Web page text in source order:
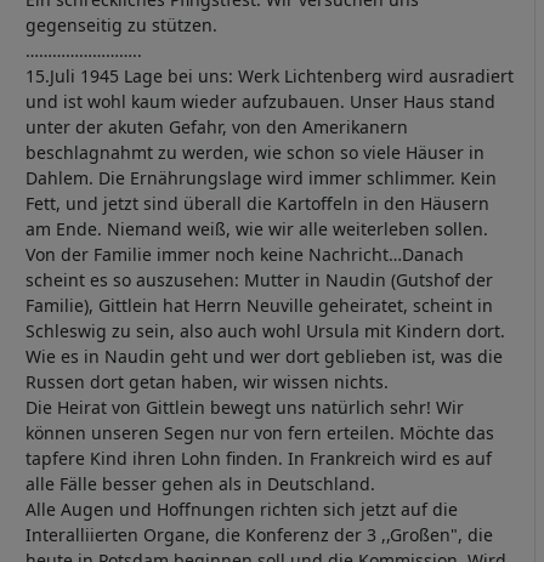
gegenseitig zu stützen.
……………………..
15.Juli 1945 Lage bei uns: Werk Lichtenberg wird ausradiert
und ist wohl kaum wieder aufzubauen. Unser Haus stand
unter der akuten Gefahr, von den Amerikanern
beschlagnahmt zu werden, wie schon so viele Häuser in
Dahlem. Die Ernährungslage wird immer schlimmer. Kein
Fett, und jetzt sind überall die Kartoffeln in den Häusern
am Ende. Niemand weiß, wie wir alle weiterleben sollen.
Von der Familie immer noch keine Nachricht…Danach
scheint es so auszusehen: Mutter in Naudin (Gutshof der
Familie), Gittlein hat Herrn Neuville geheiratet, scheint in
Schleswig zu sein, also auch wohl Ursula mit Kindern dort.
Wie es in Naudin geht und wer dort geblieben ist, was die
Russen dort getan haben, wir wissen nichts.
Die Heirat von Gittlein bewegt uns natürlich sehr! Wir
können unseren Segen nur von fern erteilen. Möchte das
tapfere Kind ihren Lohn finden. In Frankreich wird es auf
alle Fälle besser gehen als in Deutschland.
Alle Augen und Hoffnungen richten sich jetzt auf die
Interalliierten Organe, die Konferenz der 3 ,,Großen", die